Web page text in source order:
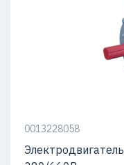
0013228058